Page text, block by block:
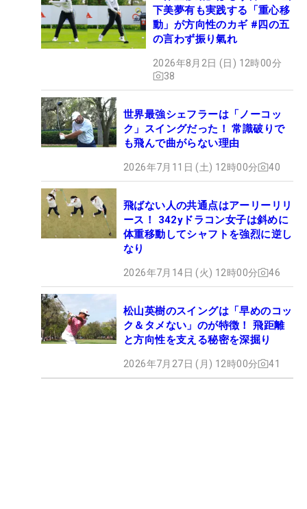
下美夢有も実践する「重心移
動」が方向性のカギ #四の五
の言わず振り氣れ
2026年8月2日 (日) 12時00分
38
世界最強シェフラーは「ノーコッ
ク」スイングだった！ 常識破りで
も飛んで曲がらない理由
2026年7月11日 (土) 12時00分 40
飛ばない人の共通点はアーリーリリ
ース！ 342yドラコン女子は斜めに
体重移動してシャフトを強烈に逆し
なり
2026年7月14日 (火) 12時00分 46
松山英樹のスイングは「早めのコッ
ク＆タメない」のが特徴！ 飛距離
と方向性を支える秘密を深掘り
2026年7月27日 (月) 12時00分 41